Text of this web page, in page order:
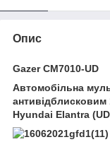
Опис
Gazer CM7010-UD
Автомобільна
антивідблисковим
Hyundai Elantra